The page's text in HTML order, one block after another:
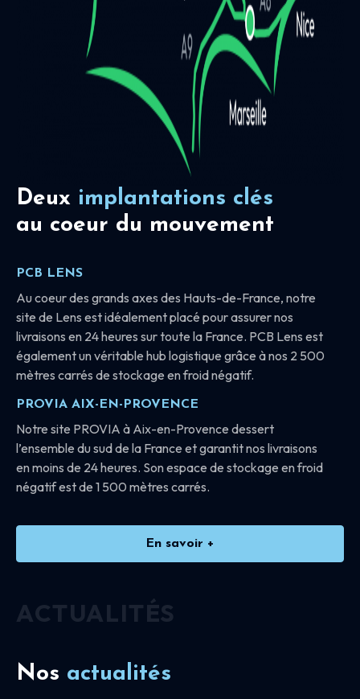
Deux implantations clés
au coeur du mouvement
PCB LENS
Au coeur des grands axes des Hauts-de-France, notre
site de Lens est idéalement placé pour assurer nos
livraisons en 24 heures sur toute la France. PCB Lens est
également un véritable hub logistique grâce à nos 2 500
mètres carrés de stockage en froid négatif.
PROVIA AIX-EN-PROVENCE
Notre site PROVIA à Aix-en-Provence dessert
l’ensemble du sud de la France et garantit nos livraisons
en moins de 24 heures. Son espace de stockage en froid
négatif est de 1 500 mètres carrés.
En savoir +
ACTUALITÉS
Nos actualités